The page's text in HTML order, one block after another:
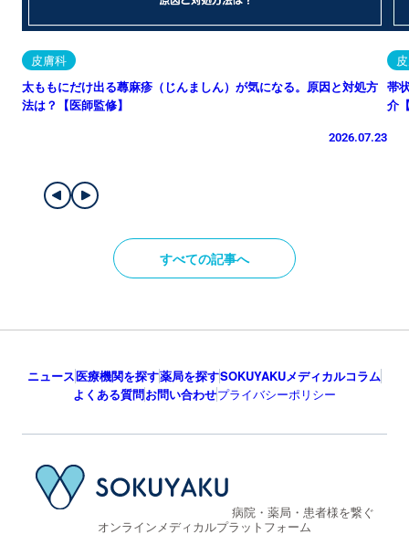
皮膚科
太ももにだけ出る蕁麻疹（じんましん）が気になる。原因と対処方
法は？【医師監修】
2026.07.23
帯
介
すべての記事へ
ニュース医療機関を探す薬局を探すSOKUYAKUメディカルコラム
よくある質問お問い合わせプライバシーポリシー
病院・薬局・患者様を繋ぐ
オンラインメディカルプラットフォーム